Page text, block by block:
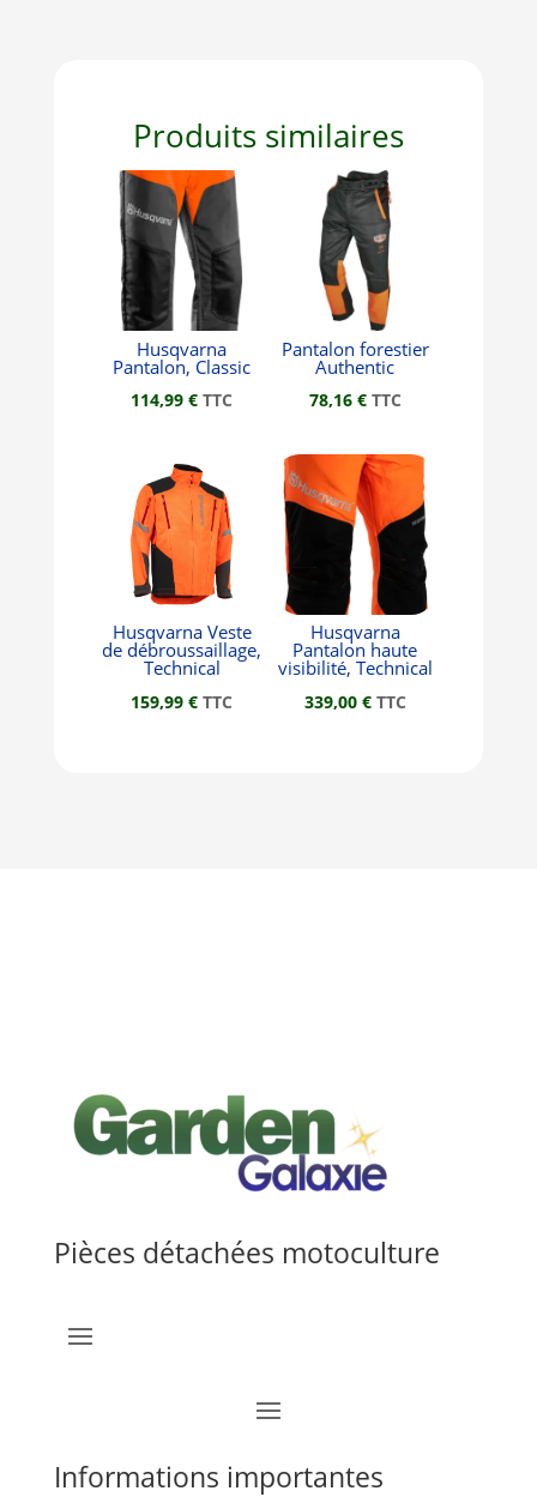
Produits similaires
Husqvarna
Pantalon, Classic
114,99€ TTC
Pantalon forestier
Authentic
78,16 € TTC
Husqvarna Veste
de débroussaillage,
Technical
159,99€ TTC
Husqvarna
Pantalon haute
visibilité, Technical
339,00 € TTC
Pièces détachées motoculture
Informations importantes